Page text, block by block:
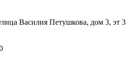
Василия Петушкова, дом 3, эт 3